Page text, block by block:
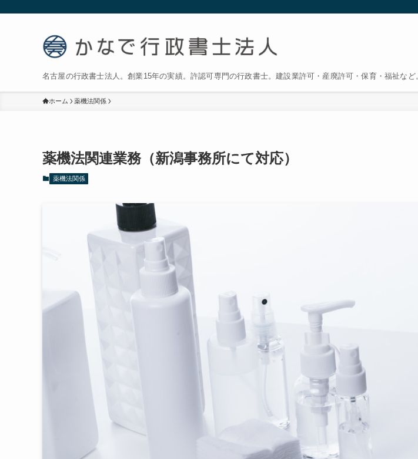
名古屋の行政書士法人。創業15年の実績。許認可専門の行政書士。建設業許可・産廃許可・保育・福祉など
ホーム 薬機法関係
薬機法関連業務（新潟事務所にて対応）
薬機法関係